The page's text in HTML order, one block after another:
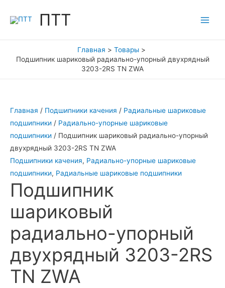
ПТТ
Главная
Товары
Подшипник шариковый радиально-упорный двухрядный
3203-2RS TN ZWA
Главная / Подшипники качения / Радиальные шариковые
подшипники / Радиально-упорные шариковые
подшипники / Подшипник шариковый радиально-упорный
двухрядный 3203-2RS TN ZWA
Подшипники качения, Радиально-упорные шариковые
подшипники, Радиальные шариковые подшипники
Подшипник
шариковый
радиально-упорный
двухрядный 3203-2RS
TN ZWA